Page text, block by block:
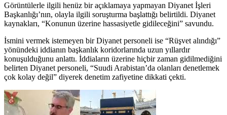
Görüntülerle ilgili henüz bir açıklamaya yapmayan Diyanet İşleri
Başkanlığı’nın, olayla ilgili soruşturma başlattığı belirtildi. Diyanet
kaynakları, “Konunun üzerine hassasiyetle gidileceğini” savundu.
İsmini vermek istemeyen bir Diyanet personeli ise “Rüşvet alındığı”
yönündeki iddianın başkanlık koridorlarında uzun yıllardır
konuşulduğunu anlattı. İddiaların üzerine hiçbir zaman gidilmediğini
belirten Diyanet personeli, “Suudi Arabistan’da olanları denetlemek
çok kolay değil” diyerek denetim zafiyetine dikkati çekti.